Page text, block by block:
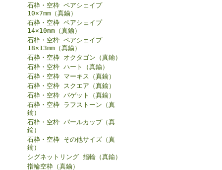
石枠・空枠 ペアシェイプ
10×7mm（真鍮）
石枠・空枠 ペアシェイプ
14×10mm（真鍮）
石枠・空枠 ペアシェイプ
18×13mm（真鍮）
石枠・空枠 オクタゴン（真鍮）
石枠・空枠 ハート（真鍮）
石枠・空枠 マーキス（真鍮）
石枠・空枠 スクエア（真鍮）
石枠・空枠 バゲット（真鍮）
石枠・空枠 ラフストーン（真
鍮）
石枠・空枠 パールカップ（真
鍮）
石枠・空枠 その他サイズ（真
鍮）
シグネットリング 指輪（真鍮）
指輪空枠（真鍮）